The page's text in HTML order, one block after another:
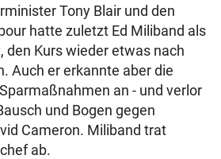
Tony Blair und den
hatte zuletzt Ed Miliband als
den Kurs wieder etwas nach
Auch er erkannte aber die
an - und verlor
und Bogen gegen
Cameron. Miliband trat
ab.